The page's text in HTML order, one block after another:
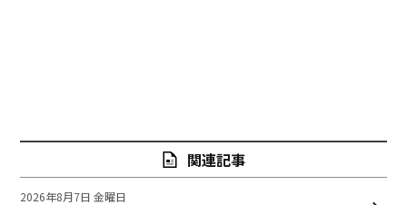
関連記事
2026年8月7日 金曜日